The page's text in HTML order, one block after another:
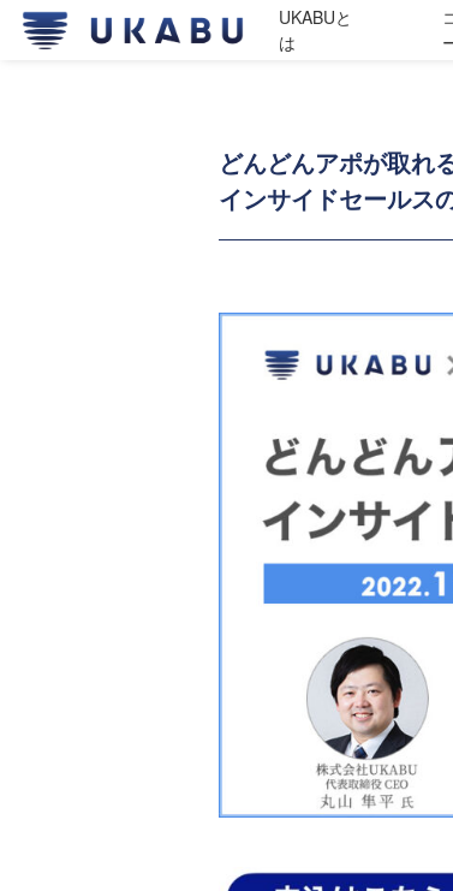
UKABUと
は
どんどんアポが取れ
インサイドセールス